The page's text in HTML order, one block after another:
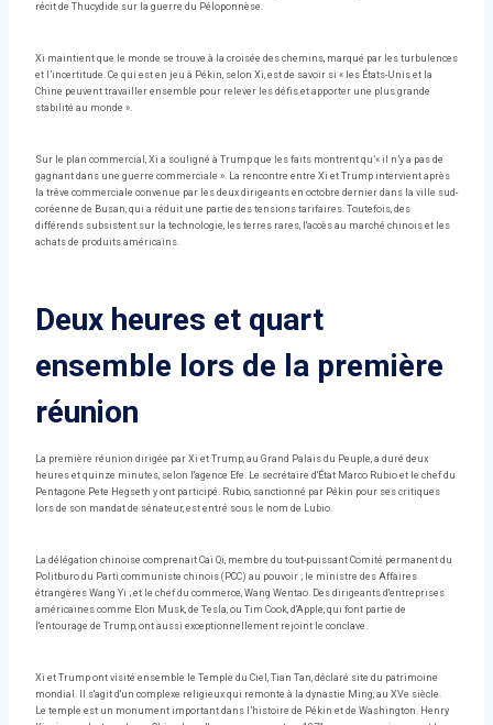
récit de Thucydide sur la guerre du Péloponnèse.
Xi maintient que le monde se trouve à la croisée des chemins, marqué par les turbulences
et l’incertitude. Ce qui est en jeu à Pékin, selon Xi, est de savoir si « les États-Unis et la
Chine peuvent travailler ensemble pour relever les défis et apporter une plus grande
stabilité au monde ».
Sur le plan commercial, Xi a souligné à Trump que les faits montrent qu’« il n’y a pas de
gagnant dans une guerre commerciale ». La rencontre entre Xi et Trump intervient après
la trêve commerciale convenue par les deux dirigeants en octobre dernier dans la ville sud-
coréenne de Busan, qui a réduit une partie des tensions tarifaires. Toutefois, des
différends subsistent sur la technologie, les terres rares, l'accès au marché chinois et les
achats de produits américains.
Deux heures et quart
ensemble lors de la première
réunion
La première réunion dirigée par Xi et Trump, au Grand Palais du Peuple, a duré deux
heures et quinze minutes, selon l'agence Efe. Le secrétaire d'État Marco Rubio et le chef du
Pentagone Pete Hegseth y ont participé. Rubio, sanctionné par Pékin pour ses critiques
lors de son mandat de sénateur, est entré sous le nom de Lubio.
La délégation chinoise comprenait Cai Qi, membre du tout-puissant Comité permanent du
Politburo du Parti communiste chinois (PCC) au pouvoir ; le ministre des Affaires
étrangères Wang Yi ; et le chef du commerce, Wang Wentao. Des dirigeants d'entreprises
américaines comme Elon Musk, de Tesla, ou Tim Cook, d'Apple, qui font partie de
l'entourage de Trump, ont aussi exceptionnellement rejoint le conclave.
Xi et Trump ont visité ensemble le Temple du Ciel, Tian Tan, déclaré site du patrimoine
mondial. Il s'agit d'un complexe religieux qui remonte à la dynastie Ming, au XVe siècle.
Le temple est un monument important dans l’histoire de Pékin et de Washington. Henry